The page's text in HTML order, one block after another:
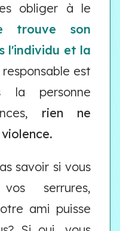
obliger à le
trouve son
l'individu et la
est
la personne
rien ne
savoir si vous
serrures,
ami puisse